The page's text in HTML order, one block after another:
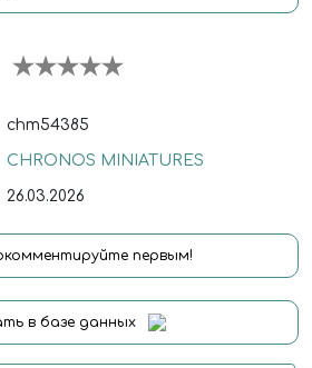
chm54385
CHRONOS MINIATURES
26.03.2026
первым!
в базе данных